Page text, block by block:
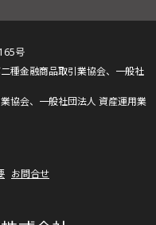
号
種金融商品取引業協会、一般社
協会、一般社団法人 資産運用業
お問合せ